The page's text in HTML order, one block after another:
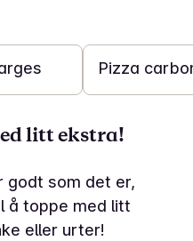
Pizza
litt ekstra!
godt som det er,
å toppe med litt
eller urter!